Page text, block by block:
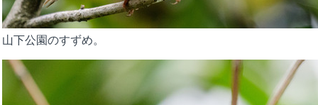
山下公園のすずめ。